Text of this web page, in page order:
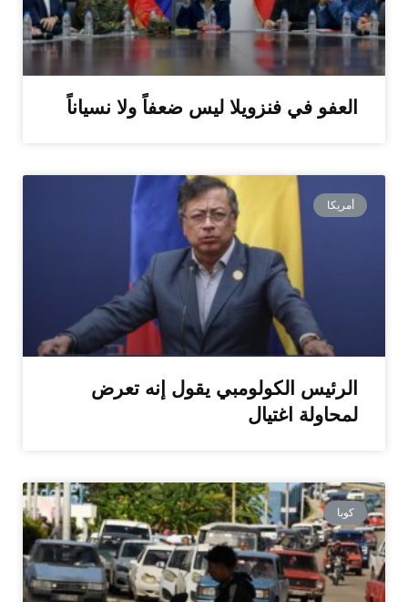
العفو في فنزويلا ليس ضعفاً ولا نسياناً
أمريكا
الرئيس الكولومبي يقول إنه تعرض
لمحاولة اغتيال
كوبا